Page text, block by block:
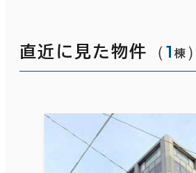
直近に見た物件 （1 棟 ）